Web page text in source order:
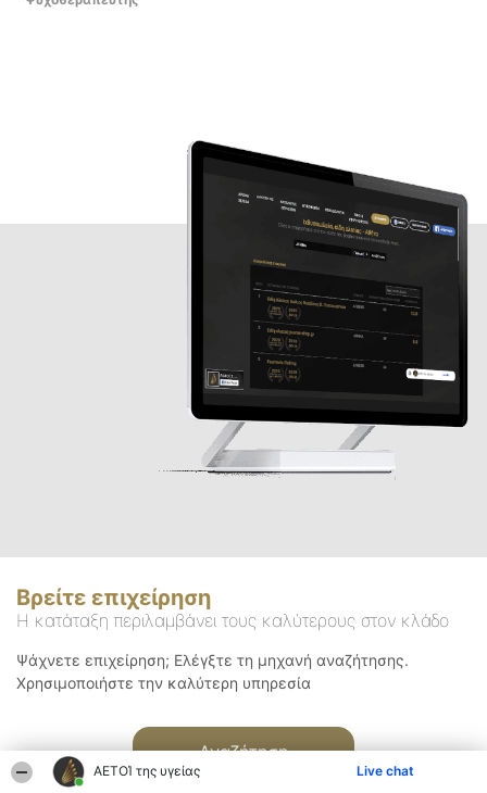
ΑΕΤΟΊ της υγείας Live chat
Βρείτε επιχείρηση
Η κατάταξη περιλαμβάνει τους καλύτερους στον κλάδο
Ψάχνετε επιχείρηση; Ελέγξτε τη μηχανή αναζήτησης.
Χρησιμοποιήστε την καλύτερη υπηρεσία
Αναζήτηση